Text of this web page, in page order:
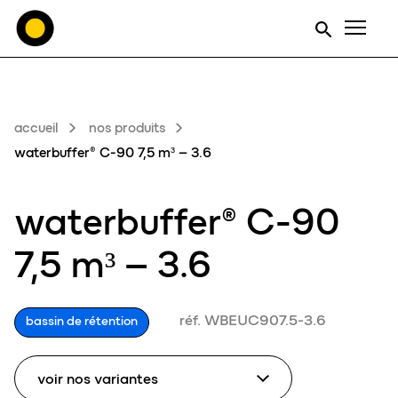
accueil
nos produits
waterbuffer® C-90 7,5 m³ – 3.6
waterbuffer® C-90
7,5 m³ – 3.6
bassin de rétention réf. WBEUC907.5-3.6